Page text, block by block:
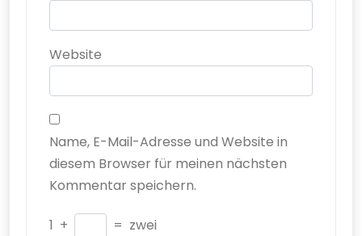
Website
Name, E-Mail-Adresse und Website in
diesem Browser für meinen nächsten
Kommentar speichern.
1 + = zwei